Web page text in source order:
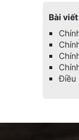
Bài
Điều